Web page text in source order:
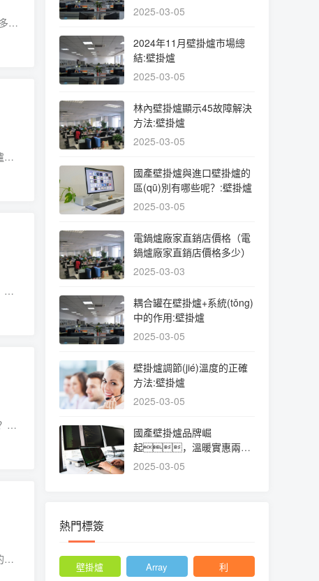
臺
。
家
梢
采
2025-03-05
2024年11月壁掛爐市場總
結:壁掛爐
2025-03-05
林內壁掛爐顯示45故障解決
方法:壁掛爐
2025-03-05
國產壁掛爐與進口壁掛爐的
區(qū)別有哪些呢？:壁掛爐
2025-03-05
電鍋爐廠家直銷店價格（電
鍋爐廠家直銷店價格多少）
2025-03-03
耦合罐在壁掛爐+系統(tǒng)
中的作用:壁掛爐
2025-03-05
壁掛爐調節(jié)溫度的正確
方法:壁掛爐
2025-03-05
國產壁掛爐品牌崛
起，溫暖實惠兩不
誤:壁掛爐
2025-03-05
熱門標簽
壁掛爐 Array
利